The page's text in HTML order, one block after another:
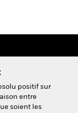
positif sur
entre
soient les